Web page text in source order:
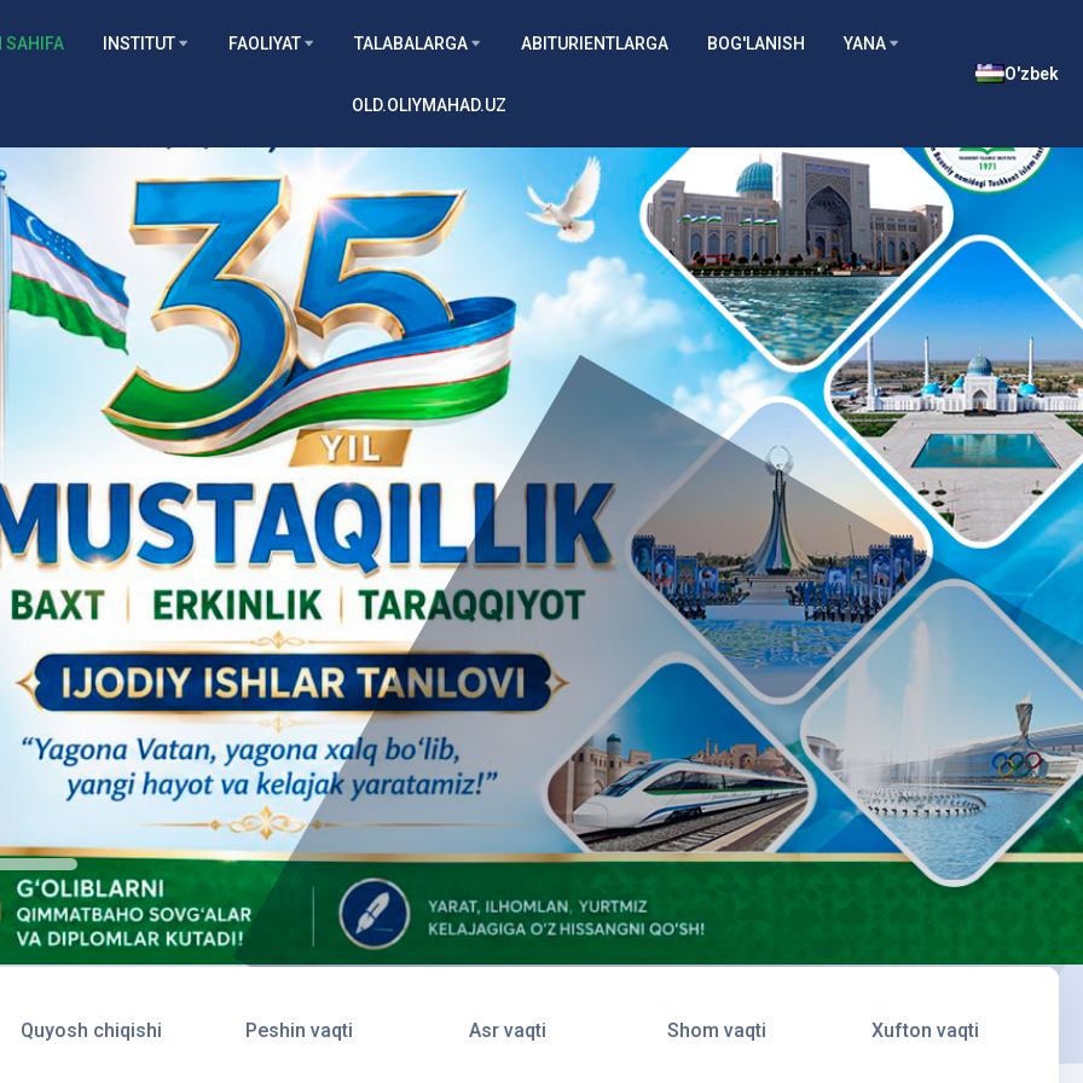
SAHIFA INSTITUT FAOLIYAT TALABALARGA ABITURIENTLARGA BOG'LANISH YANA
OLD.OLIYMAHAD.UZ
O'zbek
Quyosh chiqishi Peshin vaqti Asr vaqti Shom vaqti Xufton vaqti